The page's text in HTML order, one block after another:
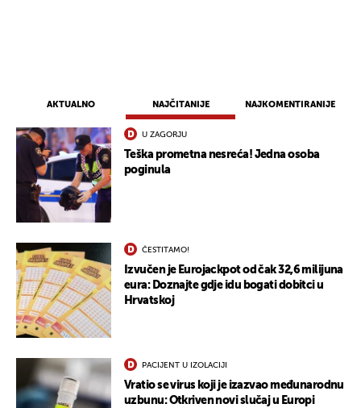
AKTUALNO NAJČITANIJE NAJKOMENTIRANIJE
U ZAGORJU
Teška prometna nesreća! Jedna osoba
poginula
ČESTITAMO!
Izvučen je Eurojackpot od čak 32,6 milijuna
eura: Doznajte gdje idu bogati dobitci u
Hrvatskoj
PACIJENT U IZOLACIJI
Vratio se virus koji je izazvao međunarodnu
uzbunu: Otkriven novi slučaj u Europi
UKLJUČITE NOTIFIKACIJE